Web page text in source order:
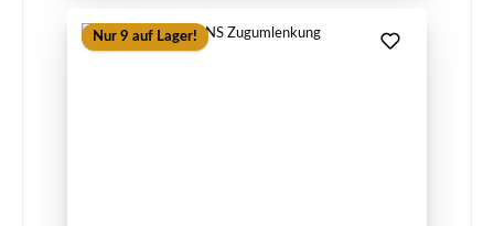
Nur 9 auf Lager!